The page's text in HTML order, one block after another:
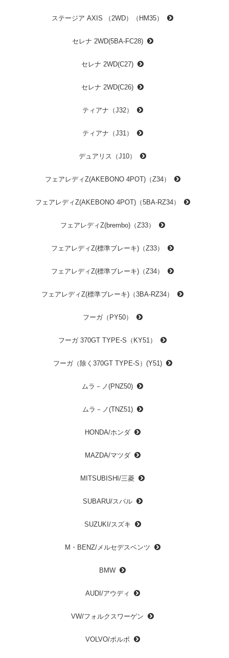
ステージア AXIS （2WD）（HM35）
セレナ 2WD(5BA-FC28)
セレナ 2WD(C27)
セレナ 2WD(C26)
ティアナ（J32）
ティアナ（J31）
デュアリス（J10）
フェアレディZ(AKEBONO 4POT)（Z34）
フェアレディZ(AKEBONO 4POT)（5BA-RZ34）
フェアレディZ(brembo)（Z33）
フェアレディZ(標準ブレーキ)（Z33）
フェアレディZ(標準ブレーキ)（Z34）
フェアレディZ(標準ブレーキ)（3BA-RZ34）
フーガ（PY50）
フーガ 370GT TYPE-S（KY51）
フーガ（除く370GT TYPE-S）(Y51)
ムラ－ノ(PNZ50)
ムラ－ノ(TNZ51)
HONDA/ホンダ
MAZDA/マツダ
MITSUBISHI/三菱
SUBARU/スバル
SUZUKI/スズキ
M・BENZ/メルセデスベンツ
BMW
AUDI/アウディ
VW/フォルクスワーゲン
VOLVO/ボルボ